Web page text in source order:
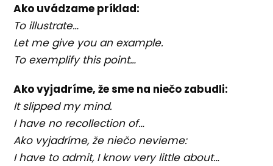
Ako uvádzame príklad:
To illustrate…
Let me give you an example.
To exemplify this point…
Ako vyjadríme, že sme na niečo zabudli:
It slipped my mind.
I have no recollection of…
Ako vyjadríme, že niečo nevieme:
I have to admit, I know very little about…